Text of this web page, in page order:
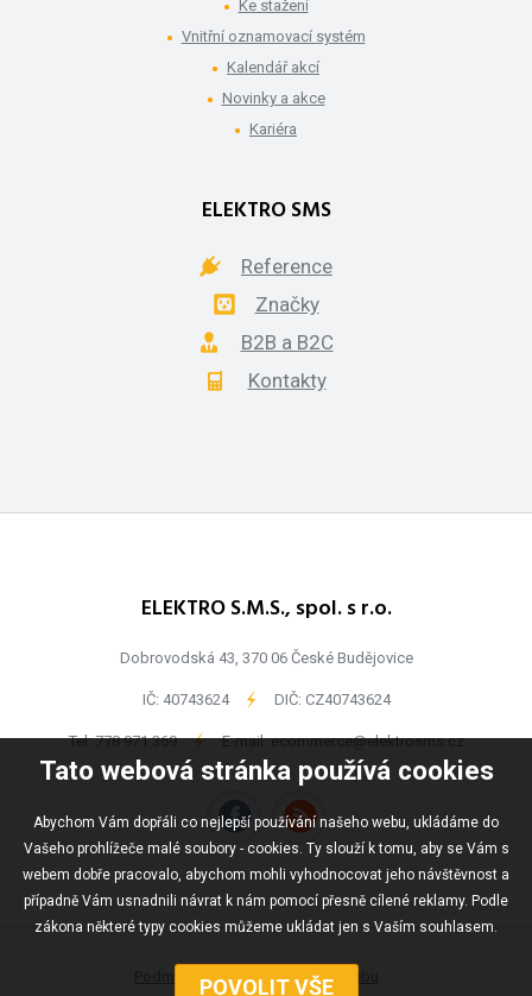
Tato webová stránka používá cookies
Abychom Vám dopřáli co nejlepší používání našeho webu, ukládáme do
Vašeho prohlížeče malé soubory - cookies. Ty slouží k tomu, aby se Vám s
webem dobře pracovalo, abychom mohli vyhodnocovat jeho návštěvnost a
případně Vám usnadnili návrat k nám pomocí přesně cílené reklamy. Podle
zákona některé typy cookies můžeme ukládat jen s Vaším souhlasem.
Ke stažení
Vnitřní oznamovací systém
Kalendář akcí
Novinky a akce
Kariéra
ELEKTRO SMS
Reference
Značky
B2B a B2C
Kontakty
ELEKTRO S.M.S., spol. s r.o.
Dobrovodská 43, 370 06 České Budějovice
IČ: 40743624 - DIČ: CZ40743624
Tel:778 971 369 - E-mail:ecommerce@elektrosms.cz
Podmínky užívání Mapa webu